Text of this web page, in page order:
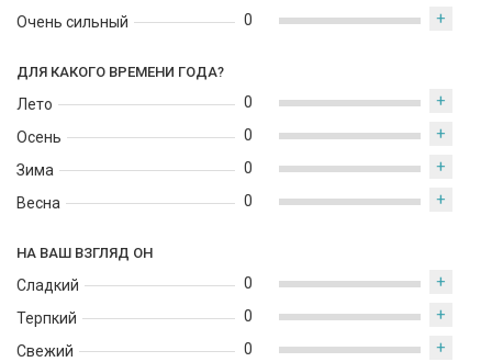
Очень сильный 0 +
ДЛЯ КАКОГО ВРЕМЕНИ ГОДА?
Лето
Осень
Зима
Весна
0 +
0 +
0 +
0 +
НА ВАШ ВЗГЛЯД ОН
Сладкий
Терпкий
Свежий
0 +
0 +
0 +